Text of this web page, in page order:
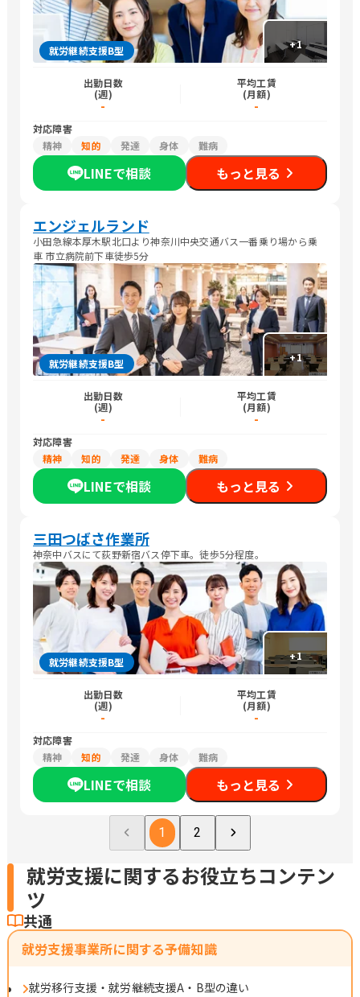
+1
就労継続支援B型
出勤日数
(週)
-
平均工賃
(月額)
-
対応障害
精神
知的 発達 身体 難病
LINEで相談 もっと見る
エンジェルランド
小田急線本厚木駅北口より神奈川中央交通バス一番乗り場から乗
車 市立病院前下車徒歩5分
+1
就労継続支援B型
出勤日数
(週)
-
平均工賃
(月額)
-
対応障害
精神
知的 発達 身体 難病
LINEで相談 もっと見る
三田つばさ作業所
神奈中バスにて荻野新宿バス停下車。徒歩5分程度。
+1
就労継続支援B型
出勤日数
(週)
-
平均工賃
(月額)
-
対応障害
精神
知的 発達 身体 難病
LINEで相談 もっと見る
1 2
就労支援に関するお役立ちコンテン
ツ
共通
就労支援事業所に関する予備知識
就労移行支援・就労継続支援A・B型の違い